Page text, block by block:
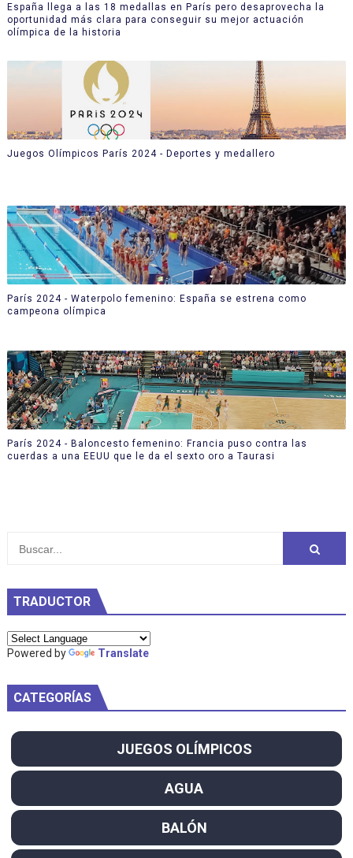
España llega a las 18 medallas en París pero desaprovecha la
oportunidad más clara para conseguir su mejor actuación
olímpica de la historia
Juegos Olímpicos París 2024 - Deportes y medallero
París 2024 - Waterpolo femenino: España se estrena como
campeona olímpica
París 2024 - Baloncesto femenino: Francia puso contra las
cuerdas a una EEUU que le da el sexto oro a Taurasi
TRADUCTOR
Powered by Translate
CATEGORÍAS
JUEGOS OLÍMPICOS
AGUA
BALÓN